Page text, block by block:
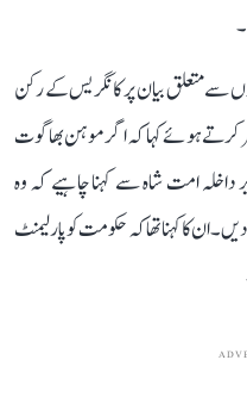
سے متعلق بیان پر کانگریس کے رکن
کرتے ہوئے کہا کہ اگر موہن بھاگوت
داخلہ امت شاہ سے کہنا چاہیے کہ وہ
ان کا کہنا تھا کہ حکومت کو پارلیمنٹ